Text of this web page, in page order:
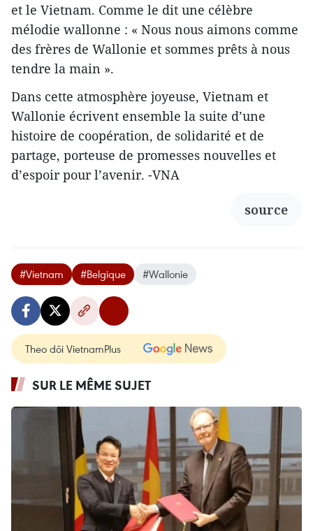
et le Vietnam. Comme le dit une célèbre
mélodie wallonne : « Nous nous aimons comme
des frères de Wallonie et sommes prêts à nous
tendre la main ».
Dans cette atmosphère joyeuse, Vietnam et
Wallonie écrivent ensemble la suite d’une
histoire de coopération, de solidarité et de
partage, porteuse de promesses nouvelles et
d’espoir pour l’avenir. -VNA
source
#Vietnam #Belgique #Wallonie
Theo dõi VietnamPlus
SUR LE MÊME SUJET